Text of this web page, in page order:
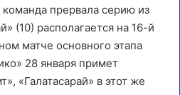
прервала серию из
(10) располагается на 16-й
матче основного этапа
28 января примет
«Галатасарай» в этот же